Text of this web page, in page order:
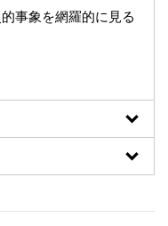
事象を網羅的に見る